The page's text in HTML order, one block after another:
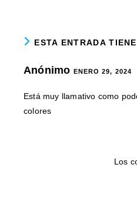
ESTA ENTRADA
Anónimo ENERO 29, 2024
Está muy llamativo como
colores
Los